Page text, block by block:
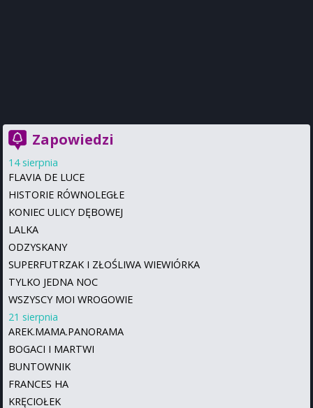
Zapowiedzi
14 sierpnia
FLAVIA DE LUCE
HISTORIE RÓWNOLEGŁE
KONIEC ULICY DĘBOWEJ
LALKA
ODZYSKANY
SUPERFUTRZAK I ZŁOŚLIWA WIEWIÓRKA
TYLKO JEDNA NOC
WSZYSCY MOI WROGOWIE
21 sierpnia
AREK.MAMA.PANORAMA
BOGACI I MARTWI
BUNTOWNIK
FRANCES HA
KRĘCIOŁEK